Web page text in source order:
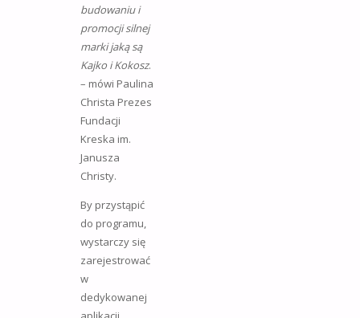
budowaniu i
promocji silnej
marki jaką są
Kajko i Kokosz.
– mówi Paulina
Christa Prezes
Fundacji
Kreska im.
Janusza
Christy.
By przystąpić
do programu,
wystarczy się
zarejestrować
w
dedykowanej